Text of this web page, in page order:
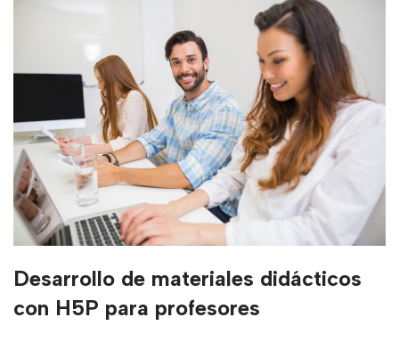
Desarrollo de materiales didácticos
con H5P para profesores